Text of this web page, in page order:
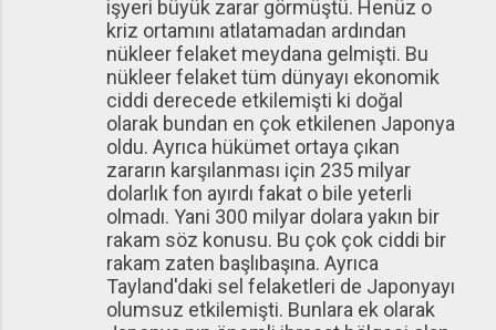
işyeri büyük zarar görmüştü. Henüz o
kriz ortamını atlatamadan ardından
nükleer felaket meydana gelmişti. Bu
nükleer felaket tüm dünyayı ekonomik
ciddi derecede etkilemişti ki doğal
olarak bundan en çok etkilenen Japonya
oldu. Ayrıca hükümet ortaya çıkan
zararın karşılanması için 235 milyar
dolarlık fon ayırdı fakat o bile yeterli
olmadı. Yani 300 milyar dolara yakın bir
rakam söz konusu. Bu çok çok ciddi bir
rakam zaten başlıbaşına. Ayrıca
Tayland'daki sel felaketleri de Japonyayı
olumsuz etkilemişti. Bunlara ek olarak